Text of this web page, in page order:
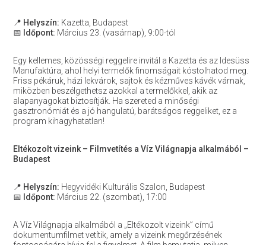
📍 Helyszín: Kazetta, Budapest
📅 Időpont: Március 23. (vasárnap), 9:00-tól
Egy kellemes, közösségi reggelire invitál a Kazetta és az Idesüss
Manufaktúra, ahol helyi termelők finomságait kóstolhatod meg.
Friss pékáruk, házi lekvárok, sajtok és kézműves kávék várnak,
miközben beszélgethetsz azokkal a termelőkkel, akik az
alapanyagokat biztosítják. Ha szereted a minőségi
gasztronómiát és a jó hangulatú, barátságos reggeliket, ez a
program kihagyhatatlan!
Eltékozolt vizeink – Filmvetítés a Víz Világnapja alkalmából –
Budapest
📍 Helyszín: Hegyvidéki Kulturális Szalon, Budapest
📅 Időpont: Március 22. (szombat), 17:00
A Víz Világnapja alkalmából a „Eltékozolt vizeink” című
dokumentumfilmet vetítik, amely a vizeink megőrzésének